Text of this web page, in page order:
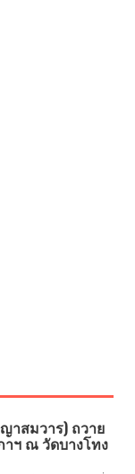
าสมวาร) ถวาย
ฯ ณ วัดบางโทง